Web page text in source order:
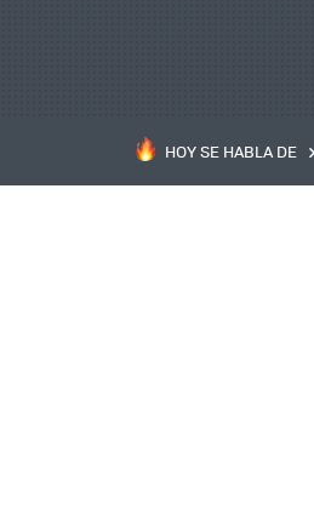
HOY SE HABLA DE